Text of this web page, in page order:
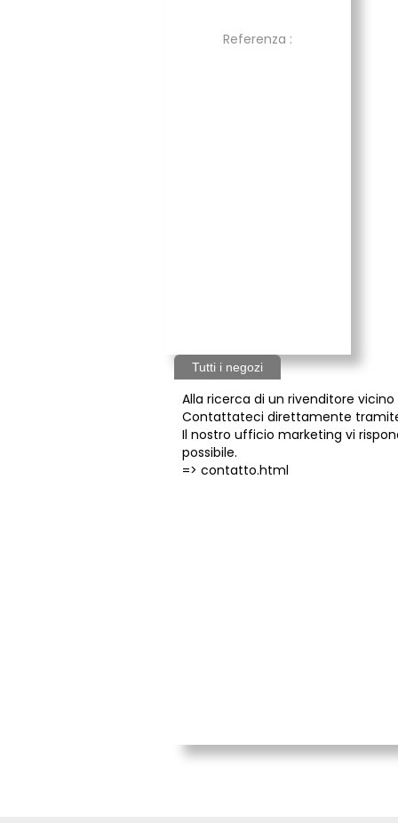
Referenza :
Tutti i negozi
Alla ricerca di un rivenditore vicino
Contattateci direttamente
Il nostro ufficio marketing vi
possibile.
=> contatto.html